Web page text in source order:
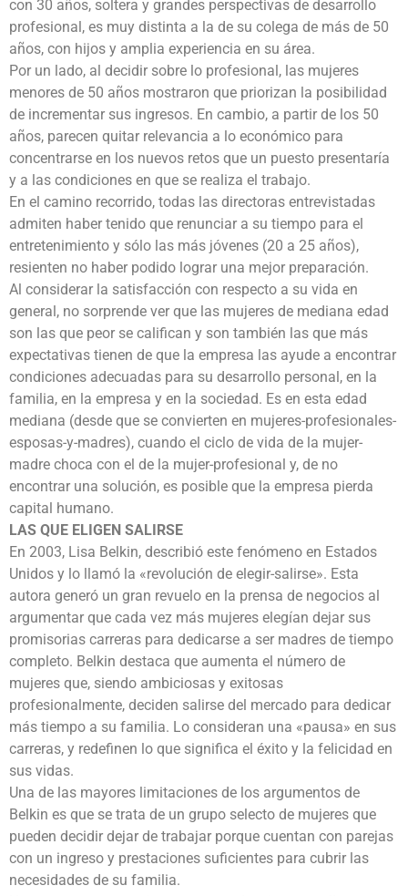
con 30 años, soltera y grandes perspectivas de desarrollo
profesional, es muy distinta a la de su colega de más de 50
años, con hijos y amplia experiencia en su área.
Por un lado, al decidir sobre lo profesional, las mujeres
menores de 50 años mostraron que priorizan la posibilidad
de incrementar sus ingresos. En cambio, a partir de los 50
años, parecen quitar relevancia a lo económico para
concentrarse en los nuevos retos que un puesto presentaría
y a las condiciones en que se realiza el trabajo.
En el camino recorrido, todas las directoras entrevistadas
admiten haber tenido que renunciar a su tiempo para el
entretenimiento y sólo las más jóvenes (20 a 25 años),
resienten no haber podido lograr una mejor preparación.
Al considerar la satisfacción con respecto a su vida en
general, no sorprende ver que las mujeres de mediana edad
son las que peor se califican y son también las que más
expectativas tienen de que la empresa las ayude a encontrar
condiciones adecuadas para su desarrollo personal, en la
familia, en la empresa y en la sociedad. Es en esta edad
mediana (desde que se convierten en mujeres-profesionales-
esposas-y-madres), cuando el ciclo de vida de la mujer-
madre choca con el de la mujer-profesional y, de no
encontrar una solución, es posible que la empresa pierda
capital humano.
LAS QUE ELIGEN SALIRSE
En 2003, Lisa Belkin, describió este fenómeno en Estados
Unidos y lo llamó la «revolución de elegir-salirse». Esta
autora generó un gran revuelo en la prensa de negocios al
argumentar que cada vez más mujeres elegían dejar sus
promisorias carreras para dedicarse a ser madres de tiempo
completo. Belkin destaca que aumenta el número de
mujeres que, siendo ambiciosas y exitosas
profesionalmente, deciden salirse del mercado para dedicar
más tiempo a su familia. Lo consideran una «pausa» en sus
carreras, y redefinen lo que significa el éxito y la felicidad en
sus vidas.
Una de las mayores limitaciones de los argumentos de
Belkin es que se trata de un grupo selecto de mujeres que
pueden decidir dejar de trabajar porque cuentan con parejas
con un ingreso y prestaciones suficientes para cubrir las
necesidades de su familia.